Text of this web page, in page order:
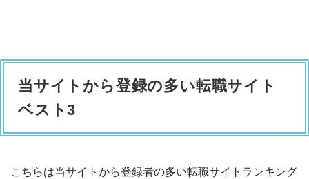
当サイトから登録の多い転職サイト
ベスト3
こちらは当サイトから登録者の多い転職サイトランキング